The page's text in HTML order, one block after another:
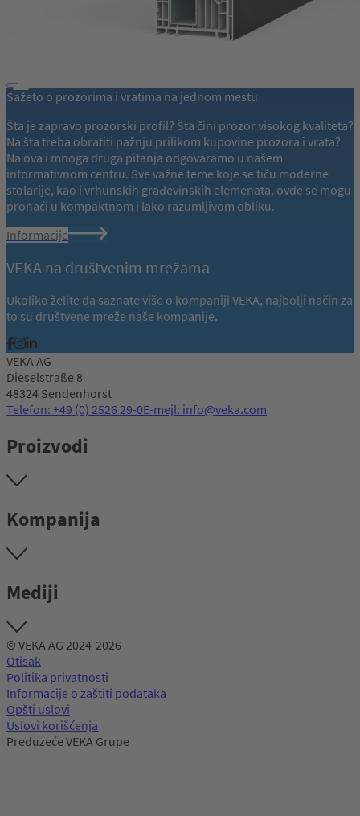
Sažeto o prozorima i vratima na jednom mestu
Šta je zapravo prozorski profil? Šta čini prozor visokog kvaliteta?
Na šta treba obratiti pažnju prilikom kupovine prozora i vrata?
Na ova i mnoga druga pitanja odgovaramo u našem
informativnom centru. Sve važne teme koje se tiču moderne
stolarije, kao i vrhunskih građevinskih elemenata, ovde se mogu
pronaći u kompaktnom i lako razumljivom obliku.
Informacije
VEKA na društvenim mrežama
Ukoliko želite da saznate više o kompaniji VEKA, najbolji način za
to su društvene mreže naše kompanije.
VEKA AG
Dieselstraße 8
48324 Sendenhorst
Telefon: +49 (0) 2526 29-0E-mejl: info@veka.com
Proizvodi
Kompanija
Mediji
© VEKA AG 2024-2026
Otisak
Politika privatnosti
Informacije o zaštiti podataka
Opšti uslovi
Uslovi korišćenja
Preduzeće VEKA Grupe